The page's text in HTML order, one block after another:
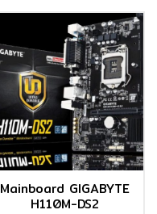
Mainboard GIGABYTE
H110M-DS2